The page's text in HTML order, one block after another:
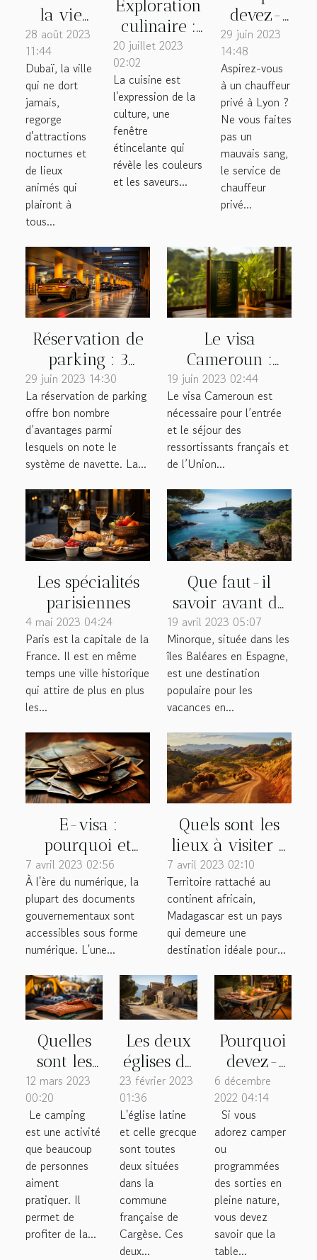
la vie
nocturne
à Dubaï :
les
meilleurs
endroits
où sortir
28 août 2023
11:44
Dubaï, la ville
qui ne dort
jamais,
regorge
d'attractions
nocturnes et
de lieux
animés qui
plairont à
tous...
Exploration
culinaire :
Découvrir
gastronomie
locale de
l'île de
Djerba
20 juillet 2023
02:02
La cuisine est
l'expression de la
culture, une
fenêtre
étincelante qui
révèle les couleurs
et les saveurs...
devez-
vous
opter
pour
ELIT
Transport
29 juin 2023
14:48
Aspirez-vous
à un chauffeur
privé à Lyon ?
Ne vous faites
pas un
mauvais sang,
le service de
chauffeur
privé...
Réservation de
parking : 3
bonnes raisons
de le faire à
l’aéroport
29 juin 2023 14:30
La réservation de parking
offre bon nombre
d’avantages parmi
lesquels on note le
système de navette. La...
Le visa
Cameroun :
qu’est-ce que
c’est ?
19 juin 2023 02:44
Le visa Cameroun est
nécessaire pour l’entrée
et le séjour des
ressortissants français et
de l’Union...
Les spécialités
parisiennes
4 mai 2023 04:24
Paris est la capitale de la
France. Il est en même
temps une ville historique
qui attire de plus en plus
les...
Que faut-il
savoir avant de
partir en
vacances à
Minorque ?
19 avril 2023 05:07
Minorque, située dans les
îles Baléares en Espagne,
est une destination
populaire pour les
vacances en...
E-visa :
pourquoi et
comment
l'obtenir ?
7 avril 2023 02:56
À l'ère du numérique, la
plupart des documents
gouvernementaux sont
accessibles sous forme
numérique. L'une...
Quels sont les
lieux à visiter à
Madagascar ?
7 avril 2023 02:10
Territoire rattaché au
continent africain,
Madagascar est un pays
qui demeure une
destination idéale pour...
Quelles
sont les
astuces
pour
choisir un
sac de
couchage
de
camping ?
12 mars 2023
00:20
Le camping
est une activité
que beaucoup
de personnes
aiment
pratiquer. Il
permet de
profiter de la...
Les deux
églises de
Cargèse
23 février 2023
01:36
L'église latine
et celle grecque
sont toutes
deux situées
dans la
commune
française de
Cargèse. Ces
deux...
Pourquoi
devez-
vous
choisir
une table
camping
pliante ?
6 décembre
2022 04:14
Si vous
adorez camper
ou
programmées
des sorties en
pleine nature,
vous devez
savoir que la
table...